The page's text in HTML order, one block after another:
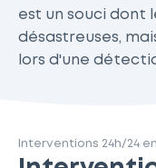
est un souci dont
désastreuses,
lors d'une
Interventions 24h/24